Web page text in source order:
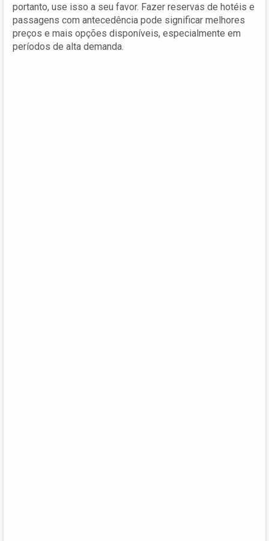
portanto, use isso a seu favor. Fazer reservas de hotéis e
passagens com antecedência pode significar melhores
preços e mais opções disponíveis, especialmente em
períodos de alta demanda.